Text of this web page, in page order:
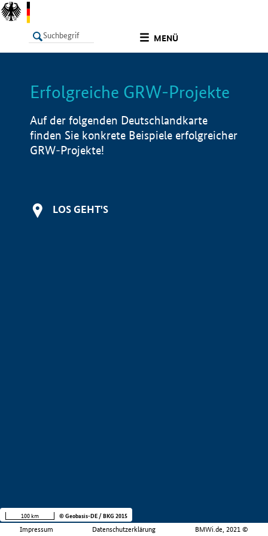
MENÜ
LISTE Info
Erfolgreiche GRW-Projekte
Auf der folgenden Deutschlandkarte
finden Sie konkrete Beispiele erfolgreicher
GRW-Projekte!
LOS GEHT'S
Impressum Datenschutzerklärung BMWi.de, 2021 ©
100 km © Geobasis-DE / BKG 2015